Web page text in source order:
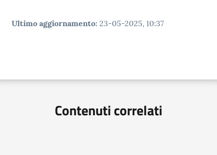
Ultimo aggiornamento: 23-05-2025, 10:37
Contenuti correlati